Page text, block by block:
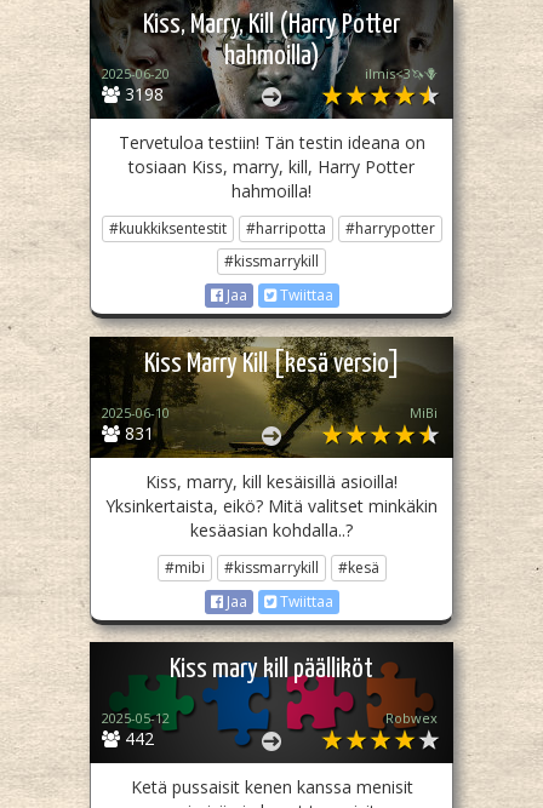
Kiss, Marry, Kill (Harry Potter
hahmoilla)
3198
2025-06-20 ilmis<3🦄🪻
Tervetuloa testiin! Tän testin ideana on
tosiaan Kiss, marry, kill, Harry Potter
hahmoilla!
#kuukkiksentestit #harripotta
#harrypotter
#kissmarrykill
Jaa
Twiittaa
Kiss Marry Kill [kesä versio]
831
2025-06-10 MiBi
Kiss, marry, kill kesäisillä asioilla!
Yksinkertaista, eikö? Mitä valitset minkäkin
kesäasian kohdalla..?
#mibi #kissmarrykill
#kesä
Jaa
Twiittaa
Kiss mary kill päälliköt
442
2025-05-12 Robwex
Ketä pussaisit kenen kanssa menisit